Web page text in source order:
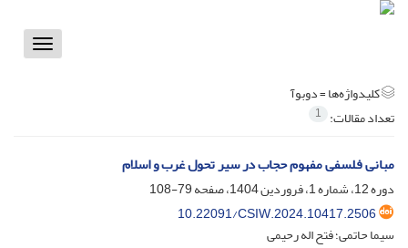
Toggle
کلیدواژه‌ها =دوبوآ
تعداد مقالات: 1
مبانی فلسفی مفهوم حجاب در سیر تحول غرب و اسلام
دوره 12، شماره 1، فروردین 1404، صفحه
79-108
10.22091/CSIW.2024.10417.2506
سیما حاتمی؛ فتح اله رحیمی